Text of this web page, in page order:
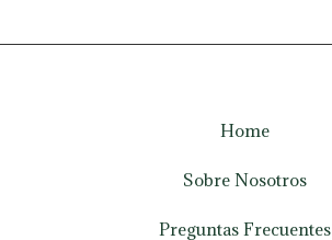
Home
Sobre Nosotros
Preguntas Frecuentes